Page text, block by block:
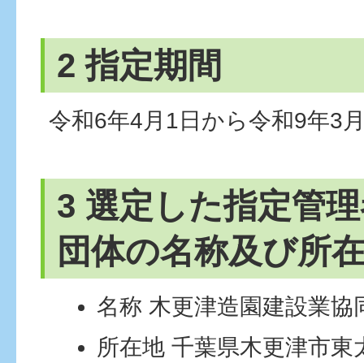
2 指定期間
令和6年4月1日から令和9年3
3 選定した指定管
団体の名称及び所
名称 木更津造園建設業協
所在地 千葉県木更津市